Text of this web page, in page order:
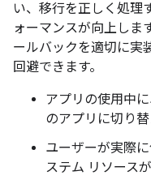
い、移行を正しく処理
ォーマンスが向上しま
ールバックを適切に実
回避できます。
アプリの使用中
のアプリに切り
ユーザーが実際
ステム リソース